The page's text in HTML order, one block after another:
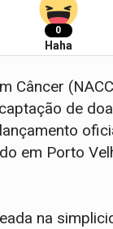
0
Haha
Câncer
de
em Porto
na